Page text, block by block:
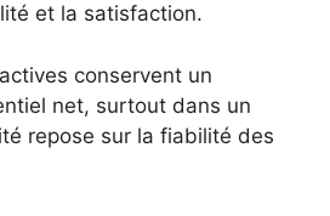
et la satisfaction.
conservent un
net, surtout dans un
repose sur la fiabilité des